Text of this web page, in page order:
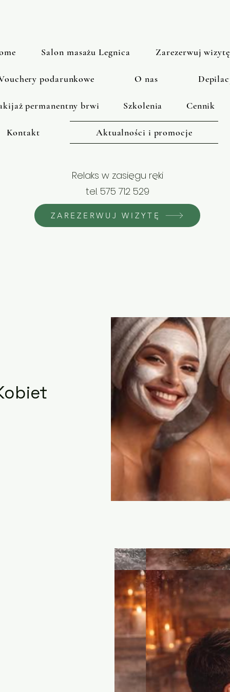
Salon masażu Legnica Zarezerwuj wizytę
podarunkowe O nas
permanentny brwi Szkolenia Cennik
Kontakt Aktualności i promocje
Relaks w zasięgu ręki
tel. 575 712 529
ZAREZERWUJ WIZYTĘ